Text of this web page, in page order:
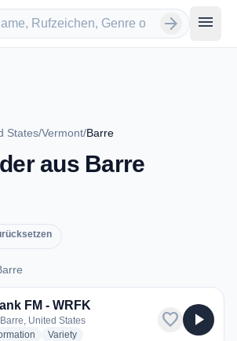
arrow_forward menu
States/Vermont/Barre
aus Barre
FM - WRFK
United States
radio stations
Varietyradio stations
favorite play_arrow